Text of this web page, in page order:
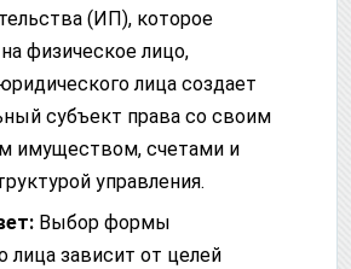
(ИП), которое
физическое лицо,
лица создает
субъект права со своим
имуществом, счетами и
управления.
Выбор формы
лица зависит от целей